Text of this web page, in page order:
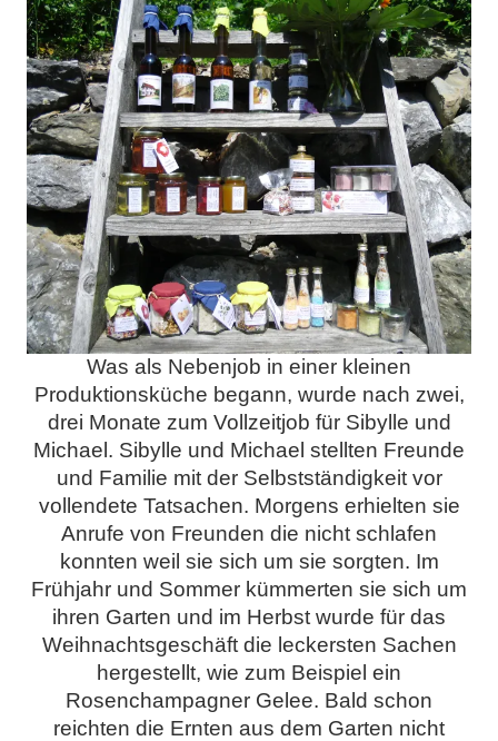
Was als Nebenjob in einer kleinen
Produktionsküche begann, wurde nach zwei,
drei Monate zum Vollzeitjob für Sibylle und
Michael. Sibylle und Michael stellten Freunde
und Familie mit der Selbstständigkeit vor
vollendete Tatsachen. Morgens erhielten sie
Anrufe von Freunden die nicht schlafen
konnten weil sie sich um sie sorgten. Im
Frühjahr und Sommer kümmerten sie sich um
ihren Garten und im Herbst wurde für das
Weihnachtsgeschäft die leckersten Sachen
hergestellt, wie zum Beispiel ein
Rosenchampagner Gelee. Bald schon
reichten die Ernten aus dem Garten nicht